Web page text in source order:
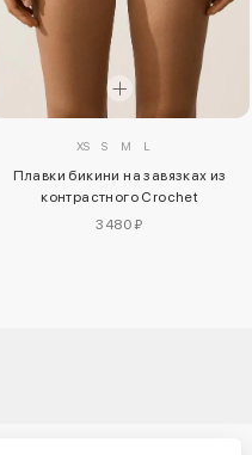
XS S M L
Плавки бикини на завязках из
контрастного Crochet
3480 ₽